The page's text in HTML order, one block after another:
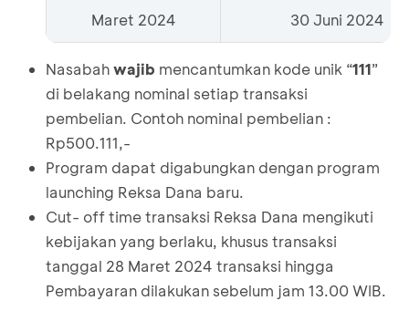
Maret 2024 30 Juni 2024
Nasabahwajib mencantumkan kode unik “111”
di belakang nominal setiap transaksi
pembelian. Contoh nominal pembelian :
Rp500.111,-
Program dapat digabungkan dengan program
launching Reksa Dana baru.
Cut- off time transaksi Reksa Dana mengikuti
kebijakan yang berlaku, khusus transaksi
tanggal 28 Maret 2024 transaksi hingga
Pembayaran dilakukan sebelum jam 13.00 WIB.